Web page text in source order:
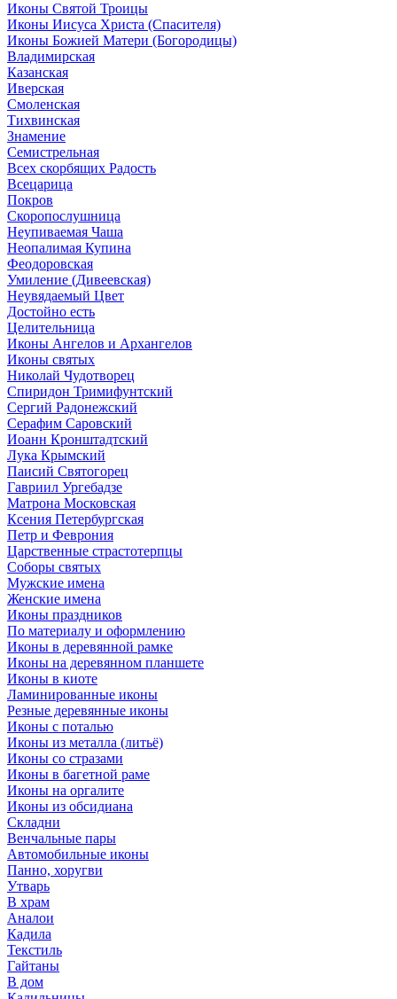
Иконы Святой Троицы
Иконы Иисуса Христа (Спасителя)
Иконы Божией Матери (Богородицы)
Владимирская
Казанская
Иверская
Смоленская
Тихвинская
Знамение
Семистрельная
Всех скорбящих Радость
Всецарица
Покров
Скоропослушница
Неупиваемая Чаша
Неопалимая Купина
Феодоровская
Умиление (Дивеевская)
Неувядаемый Цвет
Достойно есть
Целительница
Иконы Ангелов и Архангелов
Иконы святых
Николай Чудотворец
Спиридон Тримифунтский
Сергий Радонежский
Серафим Саровский
Иоанн Кронштадтский
Лука Крымский
Паисий Святогорец
Гавриил Ургебадзе
Матрона Московская
Ксения Петербургская
Петр и Феврония
Царственные страстотерпцы
Соборы святых
Мужские имена
Женские имена
Иконы праздников
По материалу и оформлению
Иконы в деревянной рамке
Иконы на деревянном планшете
Иконы в киоте
Ламинированные иконы
Резные деревянные иконы
Иконы с поталью
Иконы из металла (литьё)
Иконы со стразами
Иконы в багетной раме
Иконы на оргалите
Иконы из обсидиана
Складни
Венчальные пары
Автомобильные иконы
Панно, хоругви
Утварь
В храм
Аналои
Кадила
Текстиль
Гайтаны
В дом